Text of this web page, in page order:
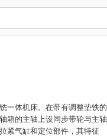
一体机床。在带有调整垫铁的
箱的主轴上设同步带轮与主轴
紧气缸和定位部件，其特征